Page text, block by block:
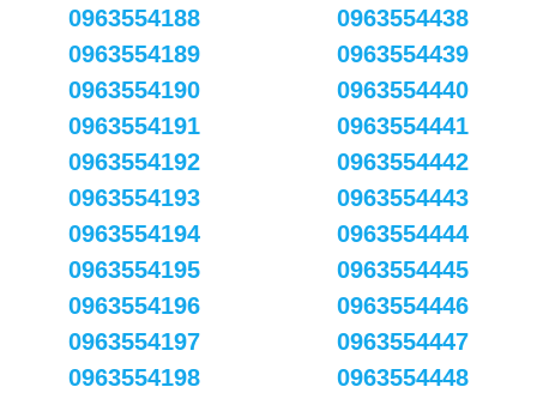
0963554188
0963554189
0963554190
0963554191
0963554192
0963554193
0963554194
0963554195
0963554196
0963554197
0963554198
0963554438
0963554439
0963554440
0963554441
0963554442
0963554443
0963554444
0963554445
0963554446
0963554447
0963554448